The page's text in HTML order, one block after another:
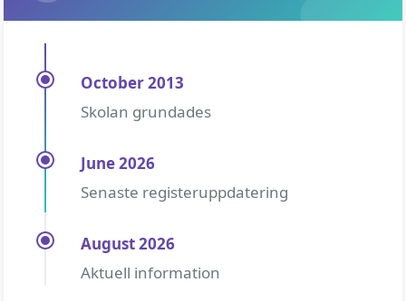
October 2013
Skolan grundades
June 2026
Senaste registeruppdatering
August 2026
Aktuell information